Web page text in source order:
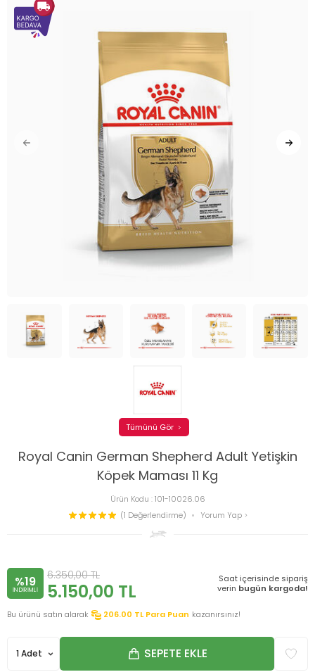
Royal Canin German Shepherd Adult Yetişkin
Köpek Maması 11 Kg
Ürün Kodu :101-10026.06
(1 Değerlendirme)
Yorum Yap
Tümünü Gör
%19
INDIRIMLI
6.350,00TL
5.150,00 TL
Saat içerisinde sipariş
verin bugün kargoda!
Bu ürünü satın alarak 206.00 TL Para Puan kazanırsınız!
SEPETE EKLE